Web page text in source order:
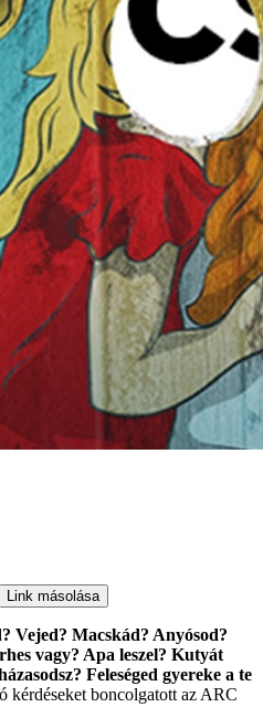
Link másolása
Vejed? Macskád? Anyósod?
vagy? Apa leszel? Kutyát
Feleséged gyereke a te
kérdéseket boncolgatott az ARC